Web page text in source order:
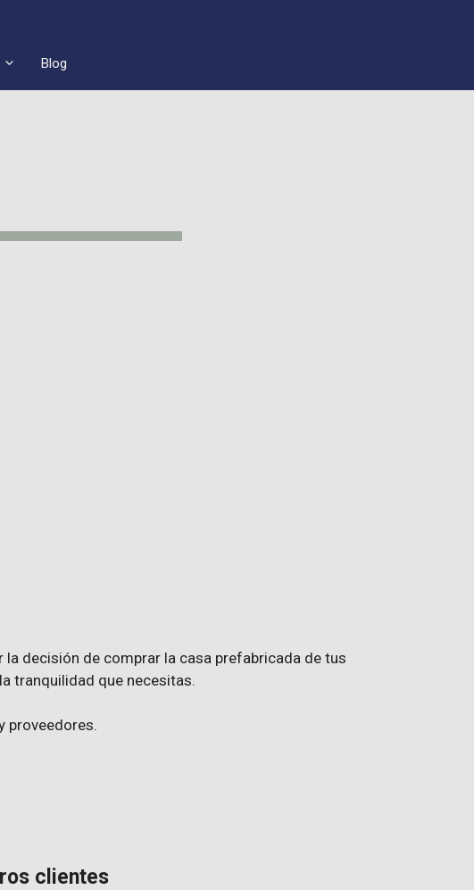
Blog
decisión de comprar la casa prefabricada de tus
tranquilidad que necesitas.
proveedores.
clientes